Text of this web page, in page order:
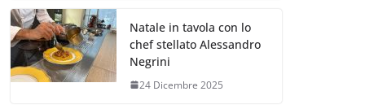
Natale in tavola con lo
chef stellato Alessandro
Negrini
24 Dicembre 2025